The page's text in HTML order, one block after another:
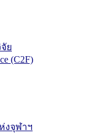
ย
(C2F)
งจุฬาฯ